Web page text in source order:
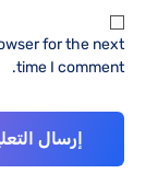
for the next
time I comment.